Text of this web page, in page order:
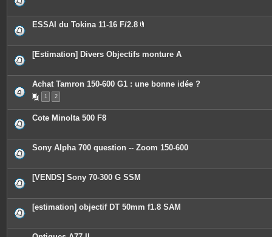
ESSAI du Tokina 11-16 F/2.8
è
c
j
o
i
e
[Estimation] Divers Objectifs monture A
Achat Tamron 150-600 G1 : une bonne idée ?
1 2
Cote Minolta 500 F8
Sony Alpha 700 question -- Zoom 150-600
[VENDS] Sony 70-300 G SSM
[estimation] objectif DT 50mm f1.8 SAM